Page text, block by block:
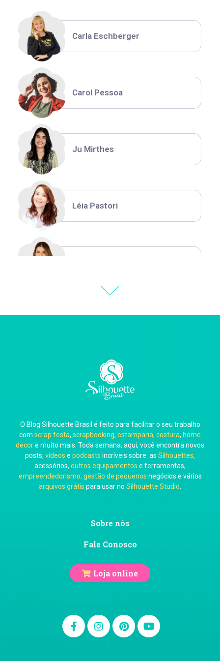
Carla Eschberger
Carol Pessoa
Ju Mirthes
Léia Pastori
Carla Eschberger
Carol Pessoa
Ju Mirthes
O Blog Silhouette Brasil é feito para facilitar o seu trabalho
com scrap festa, scrapbooking, estamparia, costura, home
decore muito mais. Toda semana, aqui, você encontra novos
posts, vídeos e podcasts incríveis sobre: as Silhouettes,
acessórios, outros equipamentos e ferramentas,
empreendedorismo, gestão de pequenos negócios e vários
arquivos grátis para usar no Silhouette Studio
Sobre nós
Fale Conosco
Loja online